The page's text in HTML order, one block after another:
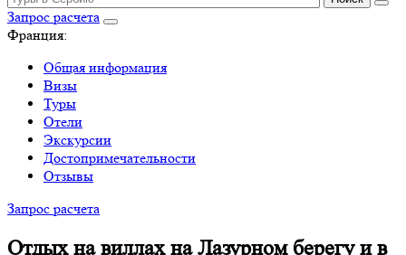
Запрос расчета
Франция:
Общая информация
Визы
Туры
Отели
Экскурсии
Достопримечательности
Отзывы
Запрос расчета
Отдых на виллах на Лазурном берегу и в